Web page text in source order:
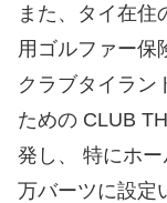
また、タイ在住
用ゴルファー保
クラブタイラン
ための CLUB
発し、 特にホ
万バーツに設定